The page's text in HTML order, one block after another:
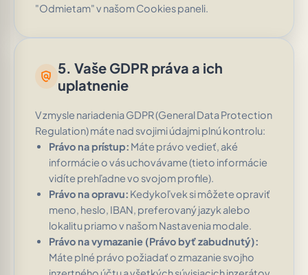
"Odmietam" v našom Cookies paneli.
policy 5. Vaše GDPR práva a ich
uplatnenie
V zmysle nariadenia GDPR (General Data Protection
Regulation) máte nad svojimi údajmi plnú kontrolu:
Právo na prístup: Máte právo vedieť, aké
informácie o vás uchovávame (tieto informácie
vidíte prehľadne vo svojom profile).
Právo na opravu: Kedykoľvek si môžete opraviť
meno, heslo, IBAN, preferovaný jazyk alebo
lokalitu priamo v našom Nastavenia modale.
Právo na vymazanie (Právo byť zabudnutý):
Máte plné právo požiadať o zmazanie svojho